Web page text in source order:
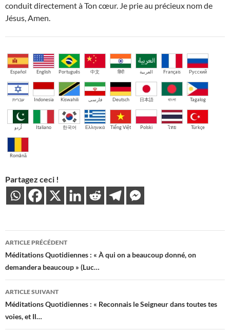
conduit directement à Ton cœur. Je prie au précieux nom de
Jésus, Amen.
Español English Português 中文 हिंदी العربية Français Русский
עברית Indonesia Kiswahili فارسی Deutsch 日本語 বাংলা Tagalog
اُردو Italiano 한국어 Ελληνικά Tiếng Việt Polski ไทย Türkçe
Română
Partagez ceci !
Navigation
des
articles
ARTICLE PRÉCÉDENT
Méditations Quotidiennes : « À qui on a beaucoup donné, on
demandera beaucoup » (Luc…
ARTICLE SUIVANT
Méditations Quotidiennes : « Reconnais le Seigneur dans toutes tes
voies, et Il…